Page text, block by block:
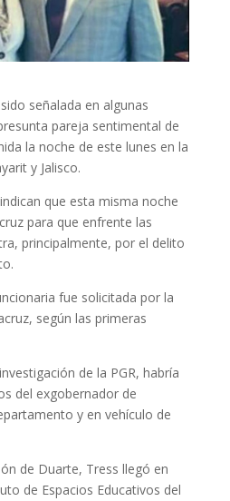
señalada en algunas
pareja sentimental de
la noche de este lunes en la
y Jalisco.
que esta misma noche
para que enfrente las
principalmente, por el delito
fue solicitada por la
según las primeras
de la PGR, habría
del exgobernador de
y en vehículo de
de Duarte, Tress llegó en
de Espacios Educativos del